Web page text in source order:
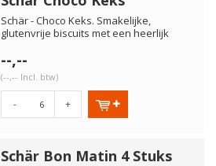
Schär - Choco Keks. Smakelijke,
glutenvrije biscuits met een heerlijk
--,--
(--,-- Incl. btw)
- +
Schär Bon Matin 4 Stuks